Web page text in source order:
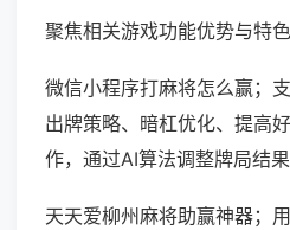
聚焦相关游戏功能优势与特色
微信小程序打麻将怎么赢；
出牌策略、暗杠优化、提高
作，通过AI算法调整牌局结果
天天爱柳州麻将助赢神器；